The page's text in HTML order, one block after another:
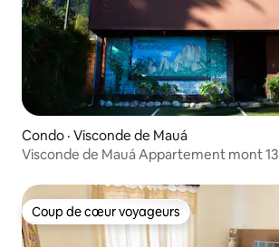
Condo · Visconde de Mauá
Visconde de Mauá Appartement mont 13
Coup de cœur voyageurs
Coup de cœur voyageurs